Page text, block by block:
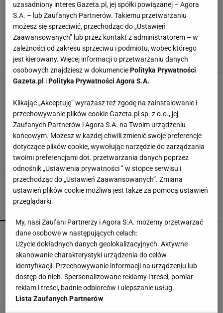
HANA KIMURA
Nowe fakty ws. śmierci Hany Kimury. Politycy
wprowadzą nowe prawo
bk,26 MAJA 2020, 09:55
Znaleziono ostatnią notatkę Hany Kimury. 22-
DS, Kyodo News,25 MAJA 2020, 14:37
Premier Japonii reaguje na tragiczną śmierć
Hany Kimury. Możliwe zmiany w prawie!
kg, The Guardian,24 MAJA 2020, 22:16
W Rosji zawrzało. "Polska stawia
nieakceptowalne warunki"
150 jajek i siedem kilo mięsa tygodniowo. Oto
do czego to doprowadziło
uzasadniony interes Gazeta.pl, jej spółki powiązanej – Agora
S.A. – lub Zaufanych Partnerów. Takiemu przetwarzaniu
możesz się sprzeciwić, przechodząc do „Ustawień
Zaawansowanych” lub przez kontakt z administratorem – w
zależności od zakresu sprzeciwu i podmiotu, wobec którego
jest kierowany. Więcej informacji o przetwarzaniu danych
osobowych znajdziesz w dokumenciePolityka Prywatności
Gazeta.pl iPolityka Prywatności Agora S.A.
Klikając „Akceptuję” wyrażasz też zgodę na zainstalowanie i
przechowywanie plików cookie Gazeta.pl sp. z o.o., jej
Zaufanych Partnerów i Agora S.A. na Twoim urządzeniu
końcowym. Możesz w każdej chwili zmienić swoje preferencje
dotyczące plików cookie, wywołując narzędzie do zarządzania
twoimi preferencjami dot. przetwarzania danych poprzez
odnośnik „Ustawienia prywatności ” w stopce serwisu i
przechodząc do „Ustawień Zaawansowanych”. Zmiana
ustawień plików cookie możliwa jest także za pomocą ustawień
przeglądarki.
My, nasi Zaufani Partnerzy i Agora S.A. możemy przetwarzać
dane osobowe w następujących celach:
Użycie dokładnych danych geolokalizacyjnych. Aktywne
skanowanie charakterystyki urządzenia do celów
identyfikacji. Przechowywanie informacji na urządzeniu lub
dostęp do nich. Spersonalizowane reklamy i treści, pomiar
reklam i treści, badnie odbiorców i ulepszanie usług.
Lista Zaufanych Partnerów